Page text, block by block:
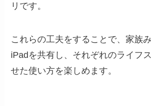
リです。
これらの工夫をすることで、家族
iPadを共有し、それぞれのライフ
せた使い方を楽しめます。